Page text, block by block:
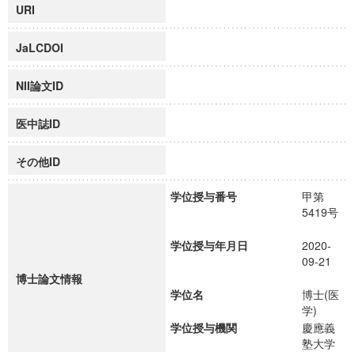
URI
JaLCDOI
NII論文ID
医中誌ID
その他ID
博士論文情報
学位授与番号
甲第
5419号
学位授与年月日
2020-
09-21
学位名
博士(医
学)
学位授与機関
慶應義
塾大学